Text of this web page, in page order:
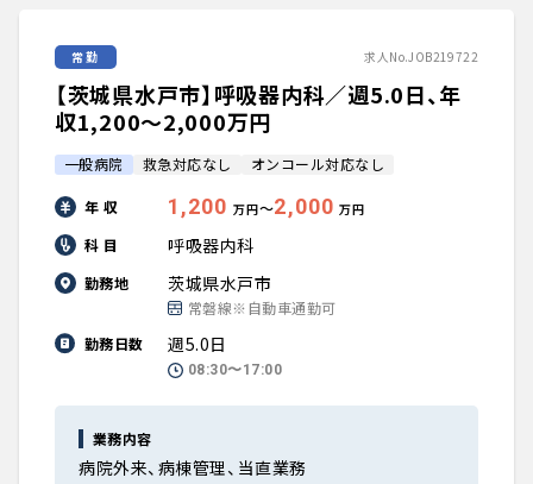
常勤 求人No.JOB219722
【茨城県水戸市】呼吸器内科／週5.0日、年
収1,200〜2,000万円
一般病院 救急対応なし オンコール対応なし
年 収 1,200 万円〜2,000 万円
科 目 呼吸器内科
勤務地 茨城県水戸市
常磐線※自動車通勤可
勤務日数
週5.0日
08:30〜17:00
業務内容
病院外来、病棟管理、当直業務